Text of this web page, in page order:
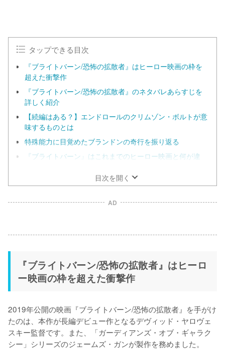
タップできる目次
『ブライトバーン/恐怖の拡散者』はヒーロー映画の枠を
超えた衝撃作
『ブライトバーン/恐怖の拡散者』のネタバレあらすじを
詳しく紹介
【続編はある？】エンドロールのクリムゾン・ボルトが意
味するものとは
特殊能力に目覚めたブランドンの奇行を振り返る
『ブライトバーン』はこれまでのヒーロー映画と何が違
目次を開く
AD
『ブライトバーン/恐怖の拡散者』はヒーロ
ー映画の枠を超えた衝撃作
2019年公開の映画『ブライトバーン/恐怖の拡散者』を手がけ
たのは、本作が長編デビュー作となるデヴィッド・ヤロヴェ
スキー監督です。また、「ガーディアンズ・オブ・ギャラク
シー」シリーズのジェームズ・ガンが製作を務めました。